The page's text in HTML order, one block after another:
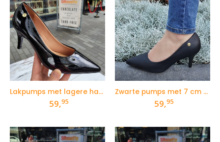
Lakpumps met lagere hak in zwart
59,95
Zwarte pumps met 7 cm hak in zwart vegan leer
59,95